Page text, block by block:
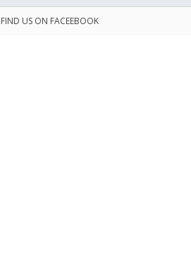
FIND US ON FACEEBOOK